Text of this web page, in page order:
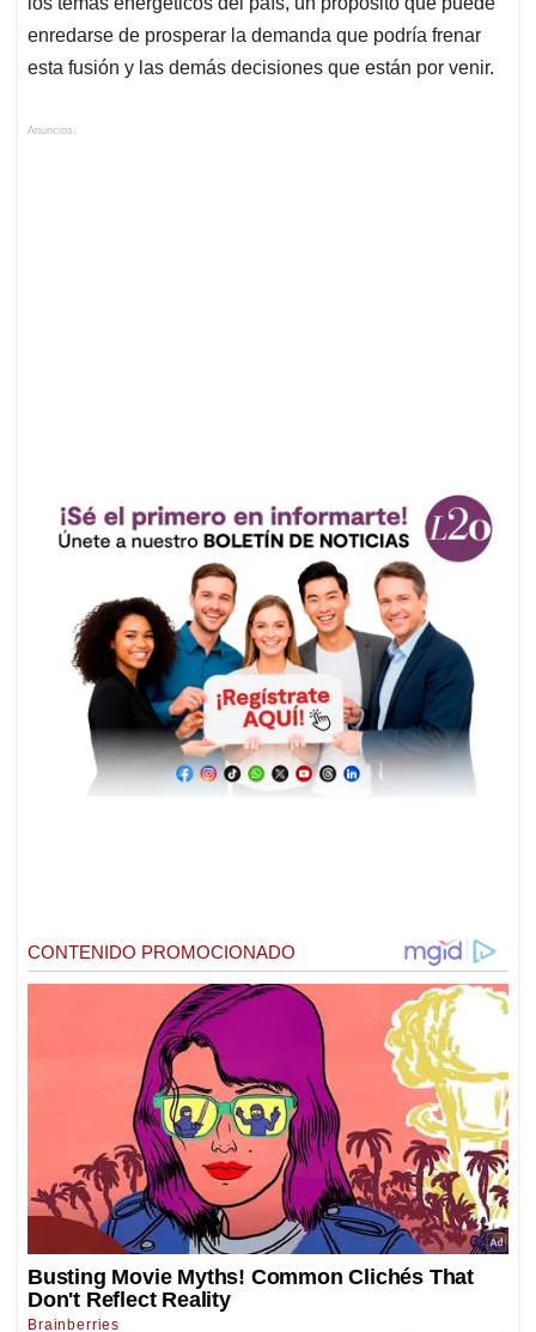
enredarse de prosperar la demanda que podría frenar
esta fusión y las demás decisiones que están por venir.
Anuncios.